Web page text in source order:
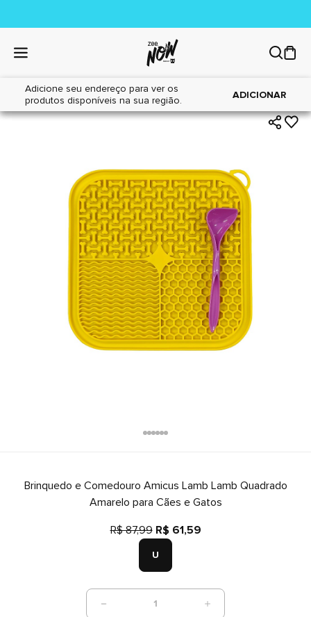
Adicione seu endereço para ver os
produtos disponíveis na sua região.
ADICIONAR
Home|Cães|Brinquedos
Brinquedo e Comedouro Amicus Lamb Lamb Quadrado
Amarelo para Cães e Gatos
R$ 87,99 R$ 61,59
U
1